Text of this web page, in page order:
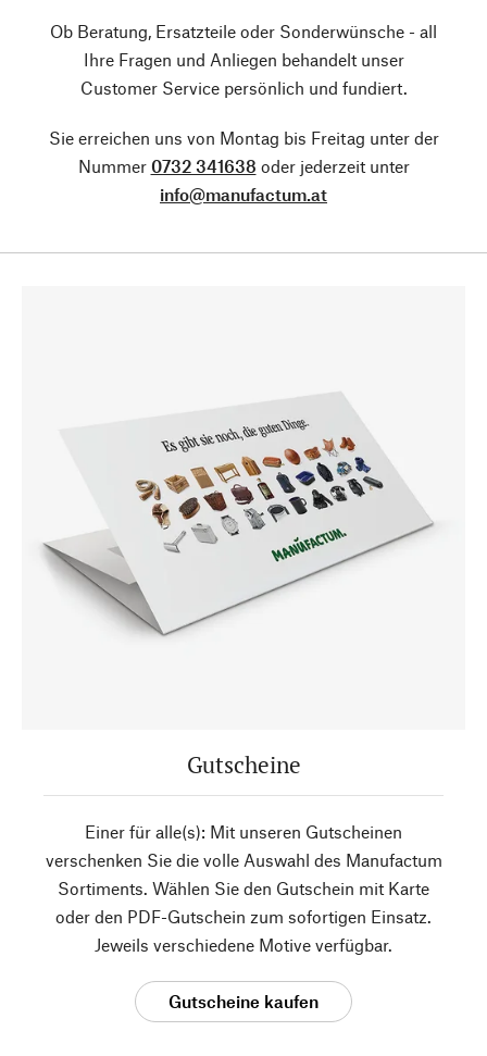
Ob Beratung, Ersatzteile oder Sonderwünsche - all
Ihre Fragen und Anliegen behandelt unser
Customer Service persönlich und fundiert.
Sie erreichen uns von Montag bis Freitag unter der
Nummer 0732 341638 oder jederzeit unter
info@manufactum.at
Gutscheine
Einer für alle(s): Mit unseren Gutscheinen
verschenken Sie die volle Auswahl des Manufactum
Sortiments. Wählen Sie den Gutschein mit Karte
oder den PDF-Gutschein zum sofortigen Einsatz.
Jeweils verschiedene Motive verfügbar.
Gutscheine kaufen